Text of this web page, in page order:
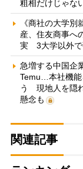
粗相だけじゃな
《商社の大学
産、住友商事へ
実 3大学以外で
急増する中国企
Temu…本社機能
う 現地人を隠
懸念も
関連記事